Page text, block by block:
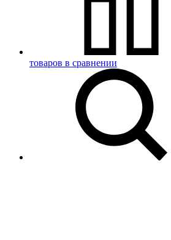
товаров в сравнении